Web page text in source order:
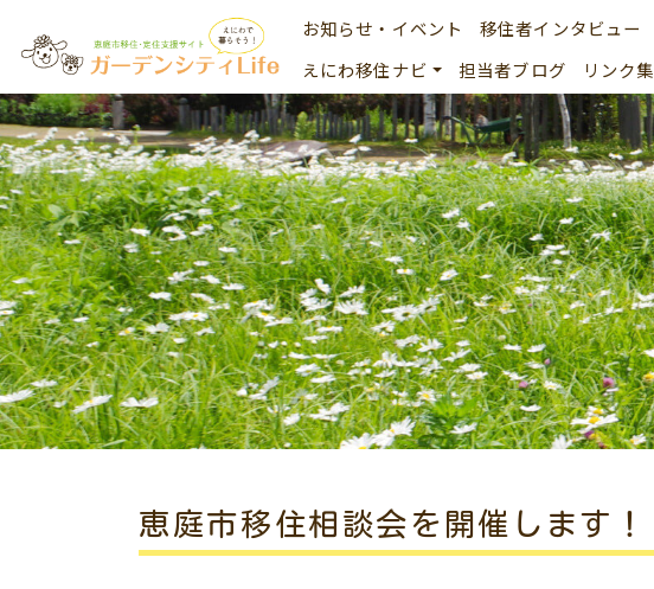
お知らせ・イベント 移住者インタビュー
えにわ移住ナビ
担当者ブログ リンク集
恵庭市移住相談会を開催します！